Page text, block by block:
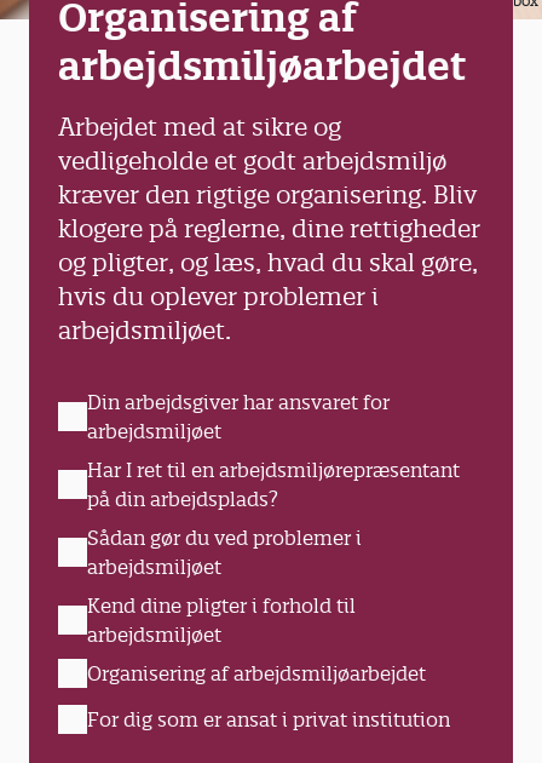
Organisering af
arbejdsmiljøarbejdet
Arbejdet med at sikre og
vedligeholde et godt arbejdsmiljø
kræver den rigtige organisering. Bliv
klogere på reglerne, dine rettigheder
og pligter, og læs, hvad du skal gøre,
hvis du oplever problemer i
arbejdsmiljøet.
Din arbejdsgiver har ansvaret for
arbejdsmiljøet
Har I ret til en arbejdsmiljørepræsentant
på din arbejdsplads?
Sådan gør du ved problemer i
arbejdsmiljøet
Kend dine pligter i forhold til
arbejdsmiljøet
Organisering af arbejdsmiljøarbejdet
For dig som er ansat i privat institution